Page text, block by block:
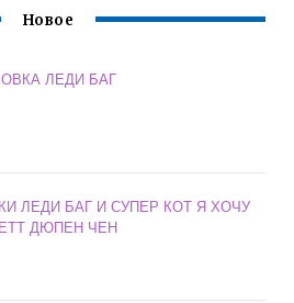
Новое
ЛЕДИ БАГ
ЛЕДИ БАГ И СУПЕР КОТ Я ХОЧУ
ДЮПЕН ЧЕН